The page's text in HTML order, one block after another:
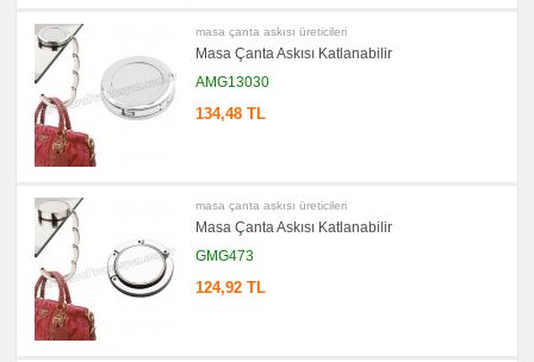
masa çanta askısı üreticileri
Masa Çanta Askısı Katlanabilir
AMG13030
134,48 TL
masa çanta askısı üreticileri
Masa Çanta Askısı Katlanabilir
GMG473
124,92 TL
&
Organizer
promosyon
Matara
&
Termos
&
Bardak
Dönüşümlü
Ürünler
promosyon
Anahtarlık
promosyon
Hesap
Makinesi